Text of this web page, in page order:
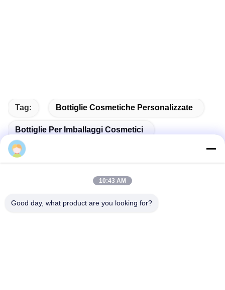
Tag: Bottiglie Cosmetiche Personalizzate
Bottiglie Per Imballaggi Cosmetici
Flacone Cosmetico Vuoto
10:43 AM
Good day, what product are you looking for?